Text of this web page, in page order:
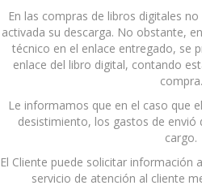
En las compras de libros digitales
activada su descarga. No obstante,
técnico en el enlace entregado, se
enlace del libro digital, contando
compra.
Le informamos que en el caso que
desistimiento, los gastos de envió
cargo.
El Cliente puede solicitar información
servicio de atención al cliente